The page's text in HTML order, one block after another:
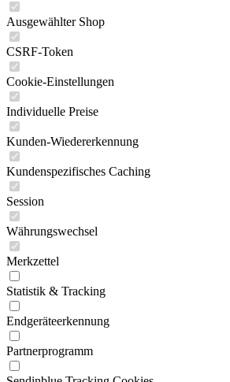
Ausgewählter Shop
CSRF-Token
Cookie-Einstellungen
Individuelle Preise
Kunden-Wiedererkennung
Kundenspezifisches Caching
Session
Währungswechsel
Merkzettel
Statistik & Tracking
Endgeräteerkennung
Partnerprogramm